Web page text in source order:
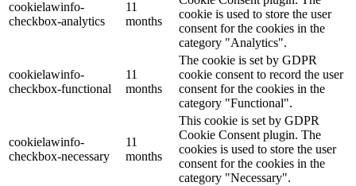
cookielawinfo-
checkbox-analytics
11
months
cookie is used to store the user
consent for the cookies in the
category "Analytics".
cookielawinfo-
checkbox-functional
11
months
The cookie is set by GDPR
cookie consent to record the user
consent for the cookies in the
category "Functional".
cookielawinfo-
checkbox-necessary
11
months
This cookie is set by GDPR
Cookie Consent plugin. The
cookies is used to store the user
consent for the cookies in the
category "Necessary".